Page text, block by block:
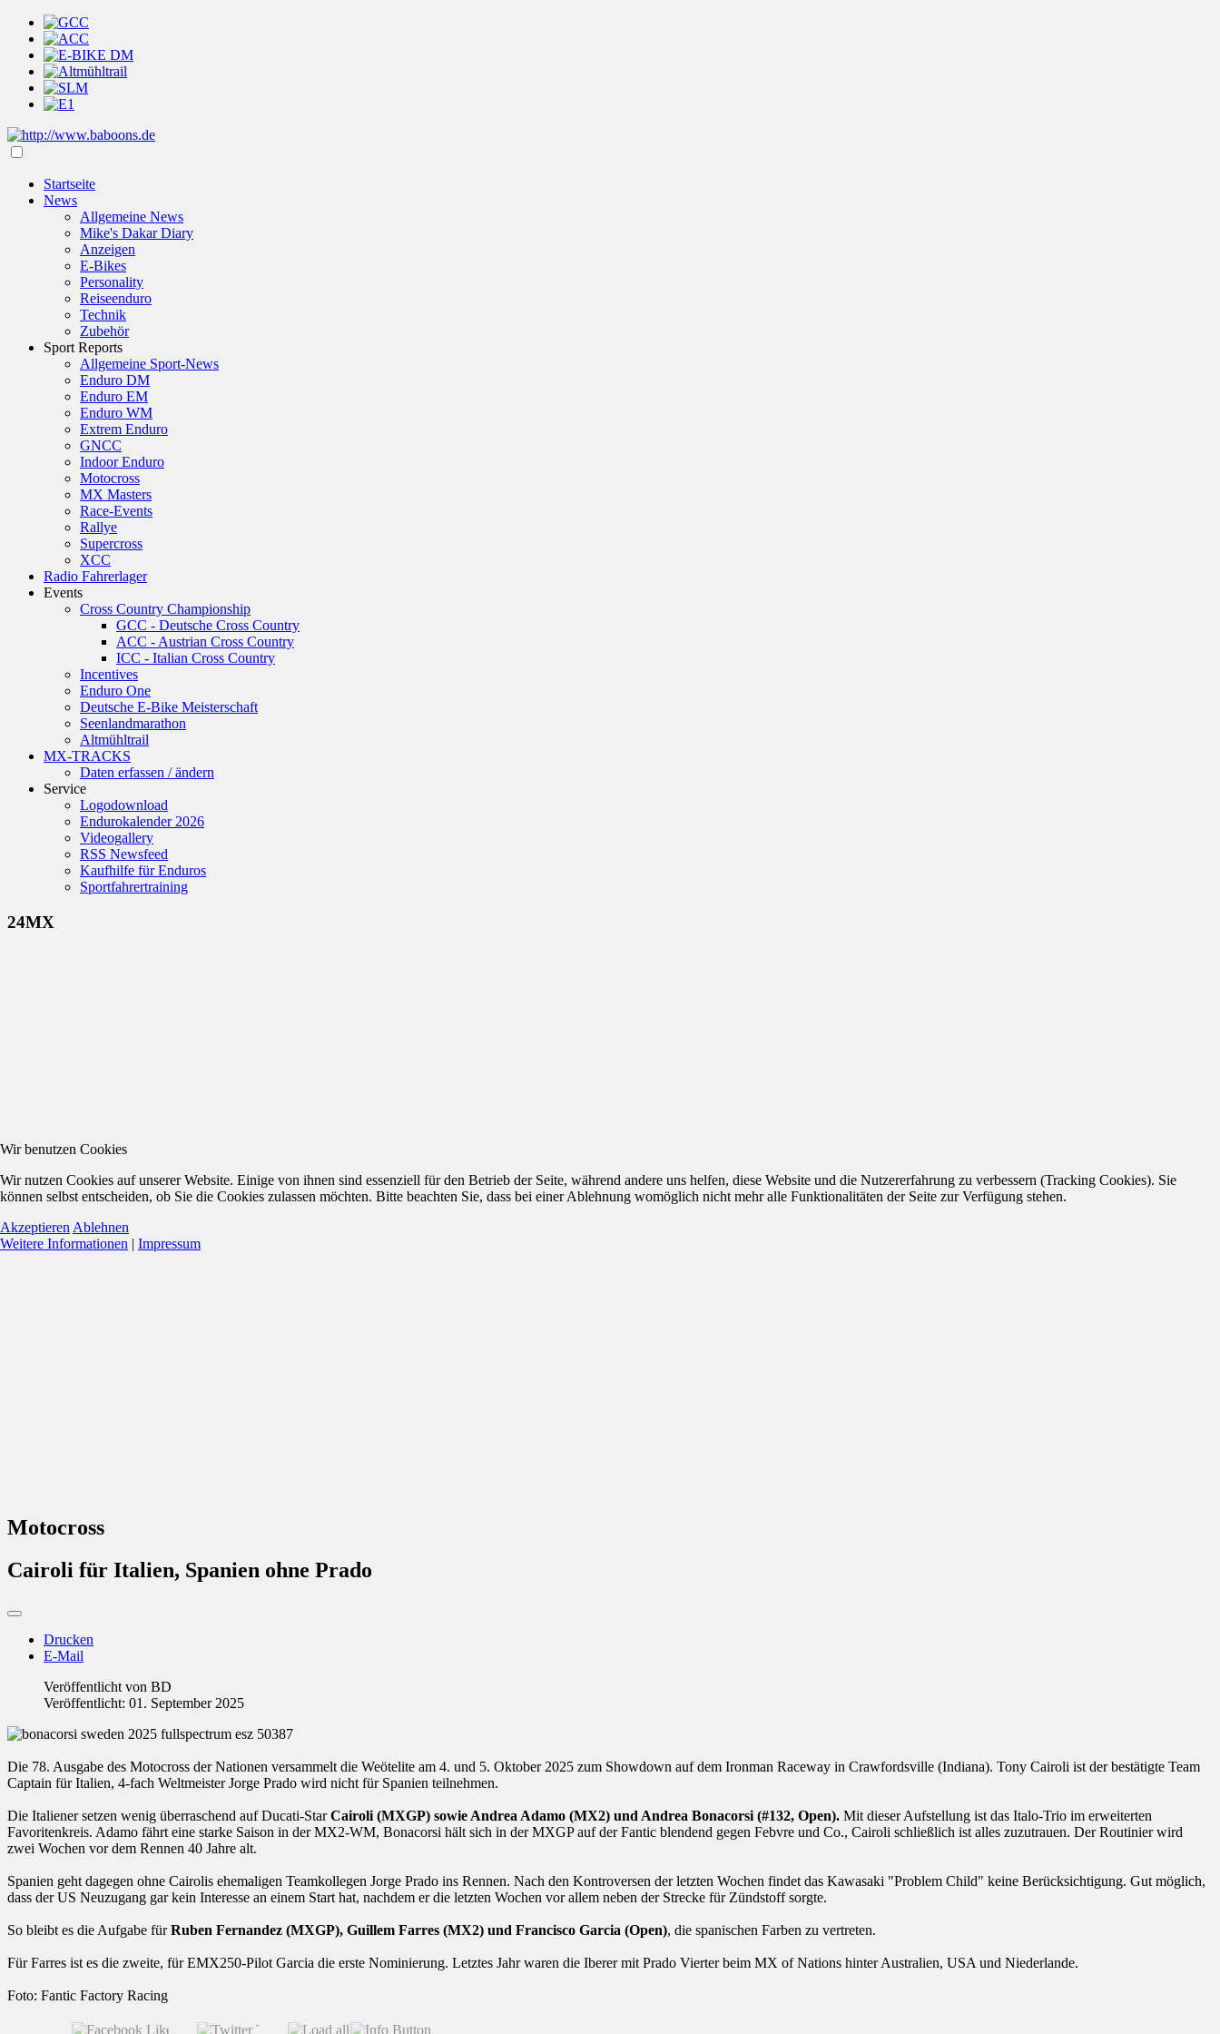
Startseite
News
Allgemeine News
Mike's Dakar Diary
Anzeigen
E-Bikes
Personality
Reiseenduro
Technik
Zubehör
Sport Reports
Allgemeine Sport-News
Enduro DM
Enduro EM
Enduro WM
Extrem Enduro
GNCC
Indoor Enduro
Motocross
MX Masters
Race-Events
Rallye
Supercross
XCC
Radio Fahrerlager
Events
Cross Country Championship
GCC - Deutsche Cross Country
ACC - Austrian Cross Country
ICC - Italian Cross Country
Incentives
Enduro One
Deutsche E-Bike Meisterschaft
Seenlandmarathon
Altmühltrail
MX-TRACKS
Daten erfassen / ändern
Service
Logodownload
Endurokalender 2026
Videogallery
RSS Newsfeed
Kaufhilfe für Enduros
Sportfahrertraining
24MX
Motocross
Cairoli für Italien, Spanien ohne Prado
Drucken
E-Mail
Veröffentlicht von BD
Veröffentlicht: 01. September 2025
Die 78. Ausgabe des Motocross der Nationen versammelt die Weötelite am 4. und 5. Oktober 2025 zum Showdown auf dem Ironman Raceway in Crawfordsville (Indiana). Tony Cairoli ist der bestätigte Team
Captain für Italien, 4-fach Weltmeister Jorge Prado wird nicht für Spanien teilnehmen.
Die Italiener setzen wenig überraschend auf Ducati-StarCairoli (MXGP) sowie Andrea Adamo (MX2) und Andrea Bonacorsi (#132, Open). Mit dieser Aufstellung ist das Italo-Trio im erweiterten
Favoritenkreis. Adamo fährt eine starke Saison in der MX2-WM, Bonacorsi hält sich in der MXGP auf der Fantic blendend gegen Febvre und Co., Cairoli schließlich ist alles zuzutrauen. Der Routinier wird
zwei Wochen vor dem Rennen 40 Jahre alt.
Spanien geht dagegen ohne Cairolis ehemaligen Teamkollegen Jorge Prado ins Rennen. Nach den Kontroversen der letzten Wochen findet das Kawasaki "Problem Child" keine Berücksichtigung. Gut möglich,
dass der US Neuzugang gar kein Interesse an einem Start hat, nachdem er die letzten Wochen vor allem neben der Strecke für Zündstoff sorgte.
So bleibt es die Aufgabe fürRuben Fernandez (MXGP), Guillem Farres (MX2) und Francisco Garcia (Open), die spanischen Farben zu vertreten.
Für Farres ist es die zweite, für EMX250-Pilot Garcia die erste Nominierung. Letztes Jahr waren die Iberer mit Prado Vierter beim MX of Nations hinter Australien, USA und Niederlande.
Foto: Fantic Factory Racing
Wir benutzen Cookies
Wir nutzen Cookies auf unserer Website. Einige von ihnen sind essenziell für den Betrieb der Seite, während andere uns helfen, diese Website und die Nutzererfahrung zu verbessern (Tracking Cookies). Sie
können selbst entscheiden, ob Sie die Cookies zulassen möchten. Bitte beachten Sie, dass bei einer Ablehnung womöglich nicht mehr alle Funktionalitäten der Seite zur Verfügung stehen.
Akzeptieren Ablehnen
Weitere Informationen | Impressum